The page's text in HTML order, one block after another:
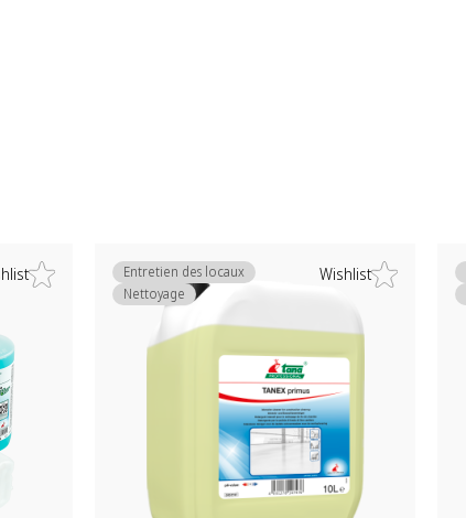
Wishlist
Entretien des locaux
Nettoyage